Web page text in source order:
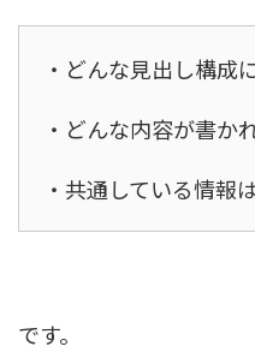
・どんな見出し構成
・どんな内容が書か
・共通している情報
です。